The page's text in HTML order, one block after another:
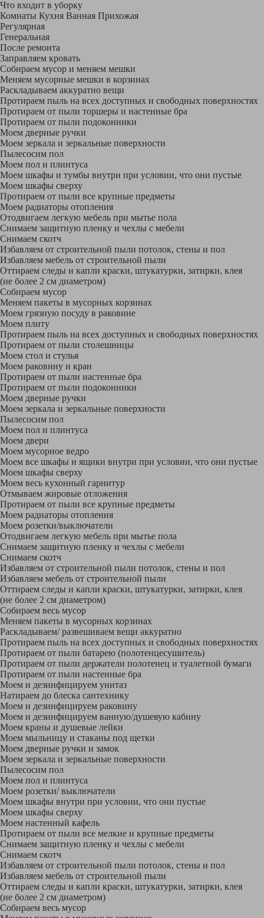
Что входит в уборку
Регу­лярная
Гене­ральная
После ремонта
Заправляем кровать
Собираем мусор и меняем мешки
Меняем мусорные мешки в корзинах
Раскладываем аккуратно вещи
Протираем пыль на всех доступных и свободных поверхностях
Протираем от пыли торшеры и настенные бра
Протираем от пыли подоконники
Моем дверные ручки
Моем зеркала и зеркальные поверхности
Пылесосим пол
Моем пол и плинтуса
Моем шкафы и тумбы внутри при условии, что они пустые
Моем шкафы сверху
Протираем от пыли все крупные предметы
Моем радиаторы отопления
Отодвигаем легкую мебель при мытье пола
Снимаем защитную пленку и чехлы с мебели
Снимаем скотч
Избавляем от строительной пыли потолок, стены и пол
Избавляем мебель от строительной пыли
Оттираем следы и капли краски, штукатурки, затирки, клея
(не более 2 см диаметром)
Собираем мусор
Меняем пакеты в мусорных корзинах
Моем грязную посуду в раковине
Моем плиту
Протираем пыль на всех доступных и свободных поверхностях
Протираем от пыли столешницы
Моем стол и стулья
Моем раковину и кран
Протираем от пыли настенные бра
Протираем от пыли подоконники
Моем дверные ручки
Моем зеркала и зеркальные поверхности
Пылесосим пол
Моем пол и плинтуса
Моем двери
Моем мусорное ведро
Моем все шкафы и ящики внутри при условии, что они пустые
Моем шкафы сверху
Моем весь кухонный гарнитур
Отмываем жировые отложения
Протираем от пыли все крупные предметы
Моем радиаторы отопления
Моем розетки/выключатели
Отодвигаем легкую мебель при мытье пола
Снимаем защитную пленку и чехлы с мебели
Снимаем скотч
Избавляем от строительной пыли потолок, стены и пол
Избавляем мебель от строительной пыли
Оттираем следы и капли краски, штукатурки, затирки, клея
(не более 2 см диаметром)
Собираем весь мусор
Меняем пакеты в мусорных корзинах
Раскладываем/ развешиваем вещи аккуратно
Протираем пыль на всех доступных и свободных поверхностях
Протираем от пыли батарею (полотенцесушитель)
Протираем от пыли держатели полотенец и туалетной бумаги
Протираем от пыли настенные бра
Моем и дезинфицируем унитаз
Натираем до блеска сантехнику
Моем и дезинфицируем раковину
Моем и дезинфицируем ванную/душевую кабину
Моем краны и душевые лейки
Моем мыльницу и стаканы под щетки
Моем дверные ручки и замок
Моем зеркала и зеркальные поверхности
Пылесосим пол
Моем пол и плинтуса
Моем розетки/ выключатели
Моем шкафы внутри при условии, что они пустые
Моем шкафы сверху
Моем настенный кафель
Протираем от пыли все мелкие и крупные предметы
Снимаем защитную пленку и чехлы с мебели
Снимаем скотч
Избавляем от строительной пыли потолок, стены и пол
Избавляем мебель от строительной пыли
Оттираем следы и капли краски, штукатурки, затирки, клея
(не более 2 см диаметром)
Собираем весь мусор